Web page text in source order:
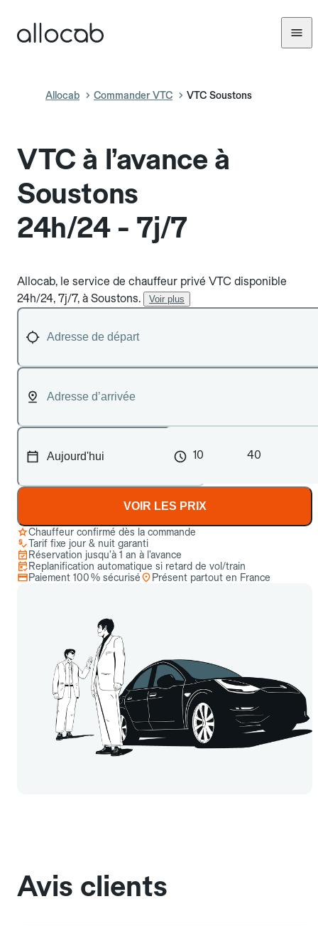
Allocab Commander VTC VTC Soustons
VTC à l’avance à
Soustons
24h/24 - 7j/7
Allocab, le service de chauffeur privé VTC disponible
24h/24, 7j/7, à Soustons.
Voir plus
10 40
VOIR LES PRIX
Chauffeur confirmé dès la commande
Tarif fixe jour & nuit garanti
Réservation jusqu’à 1 an à l’avance
Replanification automatique si retard de vol/train
Paiement 100 % sécurisé
Présent partout en France
Avis clients